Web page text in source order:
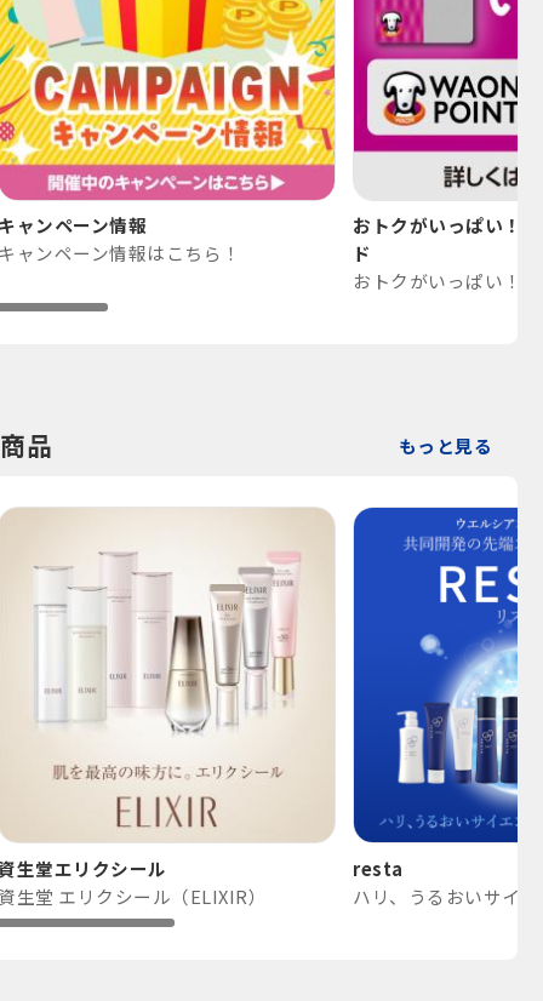
ャンペーン情報
ャンペーン情報はこちら！
おトクがいっぱい！
ド
商品 もっと見る
生堂エリクシール
生堂 エリクシール（ELIXIR）
resta